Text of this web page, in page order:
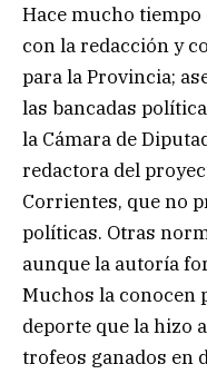
Hace mucho
con la redacción y
para la Provincia;
las bancadas
la Cámara de
redactora del
Corrientes, que no
políticas. Otras
aunque la autoría
Muchos la conocen
deporte que la hizo
trofeos ganados en